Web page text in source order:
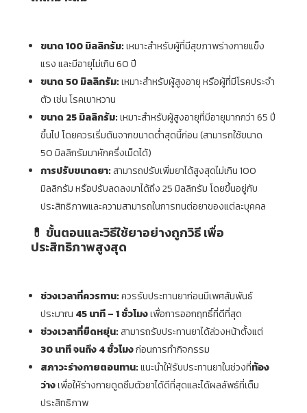
ขนาด 100 มิลลิกรัม:เหมาะสำหรับผู้ที่มีสุขภาพร่างกายแข็ง
แรง และมีอายุไม่เกิน 60 ปี
ขนาด 50 มิลลิกรัม:เหมาะสำหรับผู้สูงอายุ หรือผู้ที่มีโรคประจำ
ตัว เช่น โรคเบาหวาน
ขนาด 25 มิลลิกรัม:เหมาะสำหรับผู้สูงอายุที่มีอายุมากกว่า 65 ปี
ขึ้นไป โดยควรเริ่มต้นจากขนาดต่ำสุดนี้ก่อน (สามารถใช้ขนาด
50 มิลลิกรัมมาหักครึ่งเม็ดได้)
การปรับขนาดยา:สามารถปรับเพิ่มยาได้สูงสุดไม่เกิน 100
มิลลิกรัม หรือปรับลดลงมาได้ถึง 25 มิลลิกรัม โดยขึ้นอยู่กับ
ประสิทธิภาพและความสามารถในการทนต่อยาของแต่ละบุคคล
💊 ขั้นตอนและวิธีใช้ยาอย่างถูกวิธี เพื่อ
ประสิทธิภาพสูงสุด
ช่วงเวลาที่ควรทาน:ควรรับประทานยาก่อนมีเพศสัมพันธ์
ประมาณ 45 นาที – 1 ชั่วโมงเพื่อการออกฤทธิ์ที่ดีที่สุด
ช่วงเวลาที่ยืดหยุ่น:สามารถรับประทานยาได้ล่วงหน้าตั้งแต่
30 นาที จนถึง 4 ชั่วโมงก่อนการทำกิจกรรม
สภาวะร่างกายตอนทาน:แนะนำให้รับประทานยาในช่วงที่ท้อง
ว่างเพื่อให้ร่างกายดูดซึมตัวยาได้ดีที่สุดและได้ผลลัพธ์ที่เต็ม
ประสิทธิภาพ